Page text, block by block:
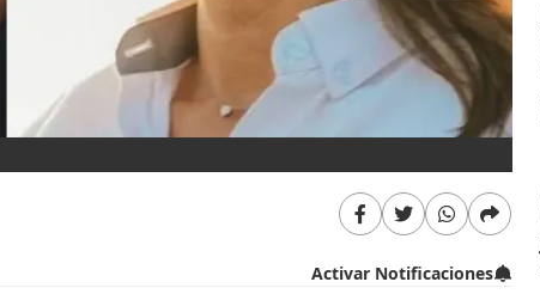
Activar Notificaciones